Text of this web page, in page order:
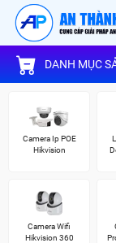
DANH MỤC
Camera Ip POE
Hikvision
Camera Wifi
Hikvision 360